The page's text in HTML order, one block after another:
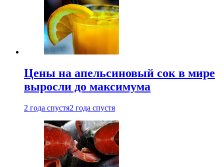
Цены на апельсиновый сок в мире
выросли до максимума
2 года спустя2 года спустя